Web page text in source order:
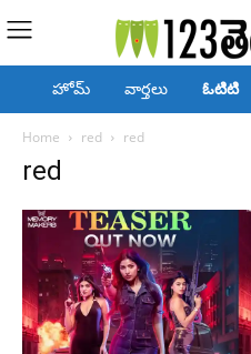
హోమ్ వార్తలు ఓటిటి
Home red red
red